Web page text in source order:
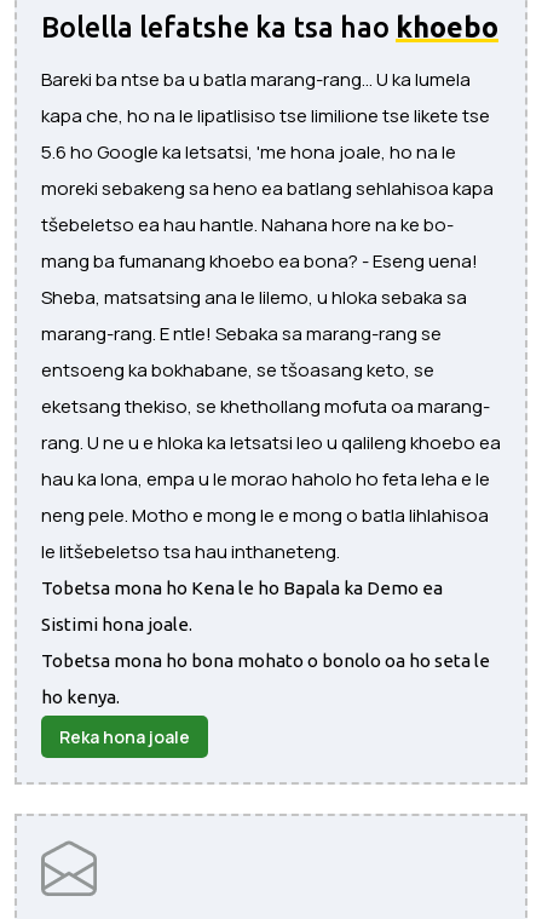
Bolella lefatshe ka tsa hao khoebo
Bareki ba ntse ba u batla marang-rang... U ka lumela
kapa che, ho na le lipatlisiso tse limilione tse likete tse
5.6 ho Google ka letsatsi, 'me hona joale, ho na le
moreki sebakeng sa heno ea batlang sehlahisoa kapa
tšebeletso ea hau hantle. Nahana hore na ke bo-
mang ba fumanang khoebo ea bona? - Eseng uena!
Sheba, matsatsing ana le lilemo, u hloka sebaka sa
marang-rang. E ntle! Sebaka sa marang-rang se
entsoeng ka bokhabane, se tšoasang keto, se
eketsang thekiso, se khethollang mofuta oa marang-
rang. U ne u e hloka ka letsatsi leo u qalileng khoebo ea
hau ka lona, ​​​​empa u le morao haholo ho feta leha e le
neng pele. Motho e mong le e mong o batla lihlahisoa
le litšebeletso tsa hau inthaneteng.
Tobetsa mona ho Kena le ho Bapala ka Demo ea
Sistimi hona joale.
Tobetsa mona ho bona mohato o bonolo oa ho seta le
ho kenya.
Reka hona joale